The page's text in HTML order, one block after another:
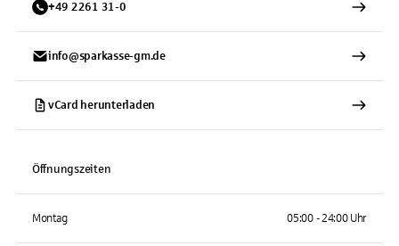
+49 2261 31-0
info@sparkasse-gm.de
vCard herunterladen
Öffnungszeiten
Montag 05:00 - 24:00 Uhr